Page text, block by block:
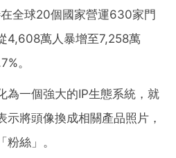
全球20個國家營運630家門
4,608萬人暴增至7,258萬
。
為一個強大的IP生態系統，就
示將頭像換成相關產品照片，
絲」。